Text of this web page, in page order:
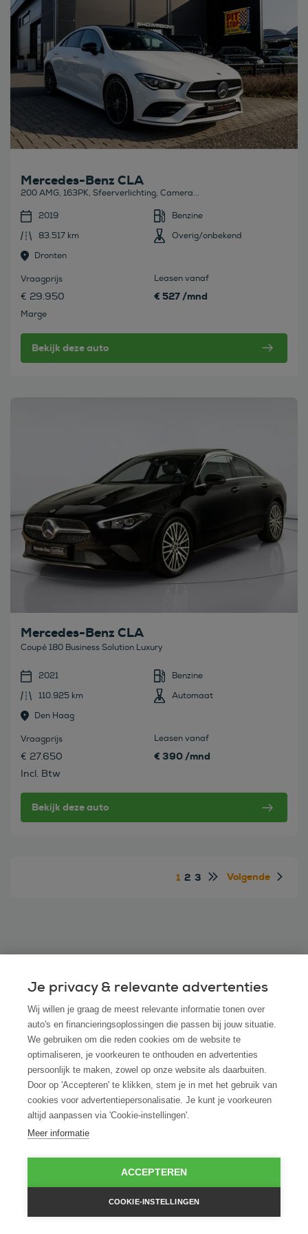
Mercedes-Benz CLA
200 AMG, 163PK, Sfeerverlichting, Camera...
2019
Benzine
83.517 km
Overig/onbekend
Dronten
Vraagprijs
€ 29.950
Marge
Leasen vanaf
€ 527 /mnd
Bekijk deze auto
Mercedes-Benz CLA
Coupé 180 Business Solution Luxury
2021
Benzine
110.925 km
Automaat
Den Haag
Vraagprijs
€ 27.650
Incl. Btw
Leasen vanaf
€ 390 /mnd
Bekijk deze auto
1 2 3 Volgende
Heb je vragen of wil je meer
informatie?
Neem dan contact op met ROS finance
085 0431 747
Of stuur een e-mail naar
Bekijk alle veelgestelde vragen
Je privacy & relevante advertenties
Wij willen je graag de meest relevante informatie tonen over
auto's en financieringsoplossingen die passen bij jouw situatie.
We gebruiken om die reden cookies om de website te
optimaliseren, je voorkeuren te onthouden en advertenties
persoonlijk te maken, zowel op onze website als daarbuiten.
Door op 'Accepteren' te klikken, stem je in met het gebruik van
cookies voor advertentiepersonalisatie. Je kunt je voorkeuren
altijd aanpassen via 'Cookie-instellingen'.
Meer informatie
ACCEPTEREN
COOKIE-INSTELLINGEN